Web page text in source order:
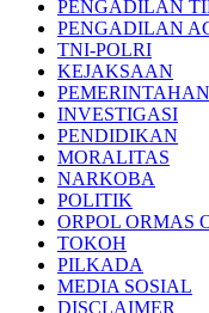
PENGADILAN
PENGADILAN
TNI-POLRI
KEJAKSAAN
PEMERINTAHAN
INVESTIGASI
PENDIDIKAN
MORALITAS
NARKOBA
POLITIK
ORPOL ORMAS
TOKOH
PILKADA
MEDIA SOSIAL
DISCLAIMER